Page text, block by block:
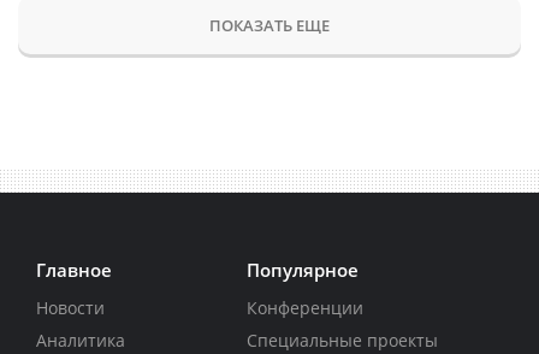
ПОКАЗАТЬ ЕЩЕ
Главное
Новости
Аналитика
Популярное
Конференции
Специальные проекты